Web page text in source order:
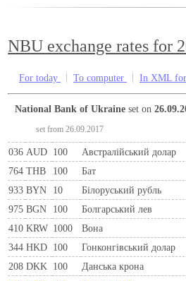
NBU exchange rates for
For today To computer In XML
National Bank of Ukraine set on
set from 26.09.2017
036 AUD 100 Австралійський долар
764 THB 100 Бат
933 BYN 10 Бiлоруський рубль
975 BGN 100 Болгарський лев
410 KRW 1000 Вона
344 HKD 100 Гонконгівський долар
208 DKK 100 Данська крона